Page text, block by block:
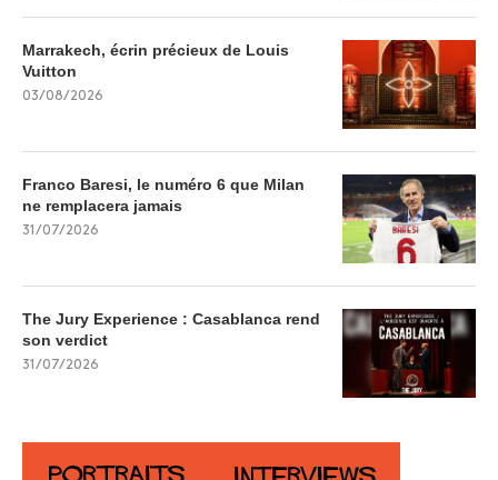
Marrakech, écrin précieux de Louis
Vuitton
03/08/2026
Franco Baresi, le numéro 6 que Milan
ne remplacera jamais
31/07/2026
The Jury Experience : Casablanca rend
son verdict
31/07/2026